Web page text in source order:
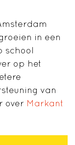
in een
school
op het
van
over Markant